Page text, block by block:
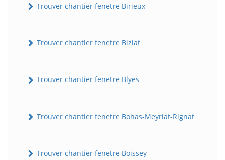
Trouver chantier fenetre Birieux
Trouver chantier fenetre Biziat
Trouver chantier fenetre Blyes
Trouver chantier fenetre Bohas-Meyriat-Rignat
Trouver chantier fenetre Boissey